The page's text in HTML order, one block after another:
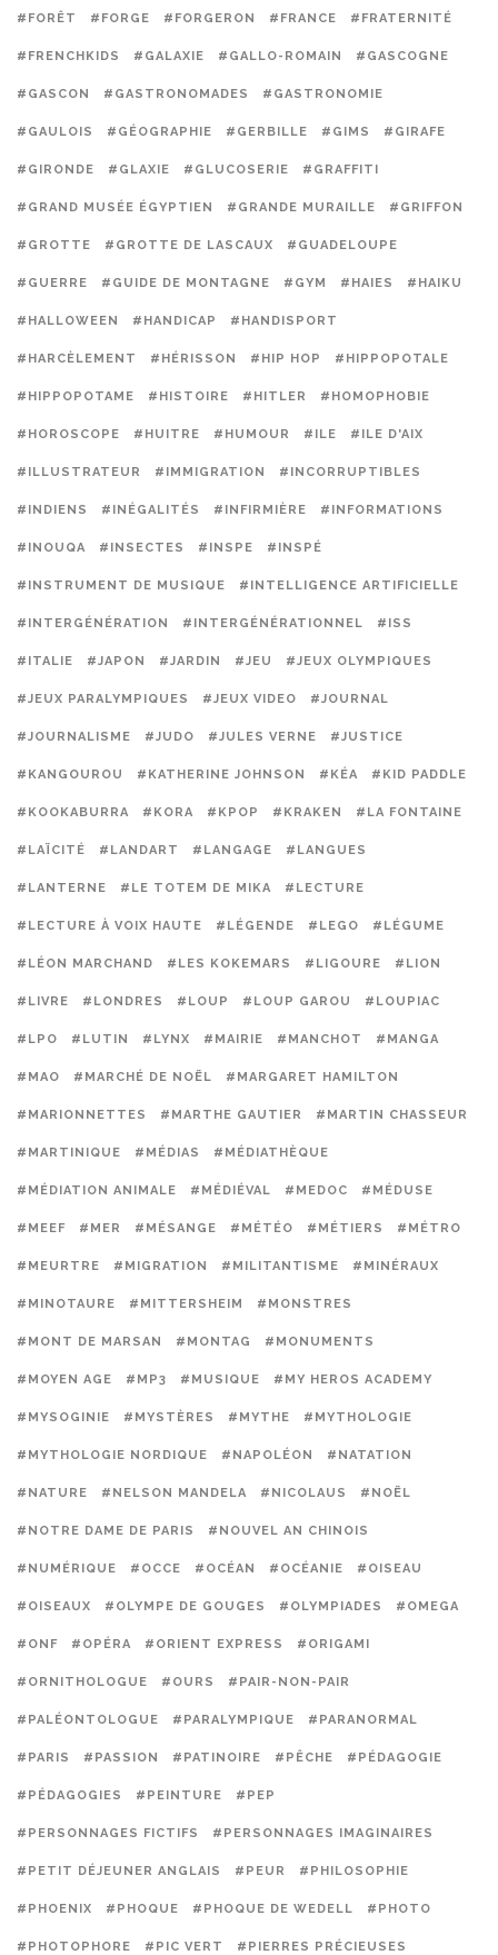
#FORÊT #FORGE #FORGERON #FRANCE #FRATERNITÉ
#FRENCHKIDS #GALAXIE #GALLO-ROMAIN #GASCOGNE
#GASCON #GASTRONOMADES #GASTRONOMIE
#GAULOIS #GÉOGRAPHIE #GERBILLE #GIMS #GIRAFE
#GIRONDE #GLAXIE #GLUCOSERIE #GRAFFITI
#GRAND MUSÉE ÉGYPTIEN #GRANDE MURAILLE #GRIFFON
#GROTTE #GROTTE DE LASCAUX #GUADELOUPE
#GUERRE #GUIDE DE MONTAGNE #GYM #HAIES #HAIKU
#HALLOWEEN #HANDICAP #HANDISPORT
#HARCÈLEMENT #HÉRISSON #HIP HOP #HIPPOPOTALE
#HIPPOPOTAME #HISTOIRE #HITLER #HOMOPHOBIE
#HOROSCOPE #HUITRE #HUMOUR #ILE #ILE D'AIX
#ILLUSTRATEUR #IMMIGRATION #INCORRUPTIBLES
#INDIENS #INÉGALITÉS #INFIRMIÈRE #INFORMATIONS
#INOUQA #INSECTES #INSPE #INSPÉ
#INSTRUMENT DE MUSIQUE #INTELLIGENCE ARTIFICIELLE
#INTERGÉNÉRATION #INTERGÉNÉRATIONNEL #ISS
#ITALIE #JAPON #JARDIN #JEU #JEUX OLYMPIQUES
#JEUX PARALYMPIQUES #JEUX VIDEO #JOURNAL
#JOURNALISME #JUDO #JULES VERNE #JUSTICE
#KANGOUROU #KATHERINE JOHNSON #KÉA #KID PADDLE
#KOOKABURRA #KORA #KPOP #KRAKEN #LA FONTAINE
#LAÏCITÉ #LANDART #LANGAGE #LANGUES
#LANTERNE #LE TOTEM DE MIKA #LECTURE
#LECTURE À VOIX HAUTE #LÉGENDE #LEGO #LÉGUME
#LÉON MARCHAND #LES KOKEMARS #LIGOURE #LION
#LIVRE #LONDRES #LOUP #LOUP GAROU #LOUPIAC
#LPO #LUTIN #LYNX #MAIRIE #MANCHOT #MANGA
#MAO #MARCHÉ DE NOËL #MARGARET HAMILTON
#MARIONNETTES #MARTHE GAUTIER #MARTIN CHASSEUR
#MARTINIQUE #MÉDIAS #MÉDIATHÈQUE
#MÉDIATION ANIMALE #MÉDIÉVAL #MEDOC #MÉDUSE
#MEEF #MER #MÉSANGE #MÉTÉO #MÉTIERS #MÉTRO
#MEURTRE #MIGRATION #MILITANTISME #MINÉRAUX
#MINOTAURE #MITTERSHEIM #MONSTRES
#MONT DE MARSAN #MONTAG #MONUMENTS
#MOYEN AGE #MP3 #MUSIQUE #MY HEROS ACADEMY
#MYSOGINIE #MYSTÈRES #MYTHE #MYTHOLOGIE
#MYTHOLOGIE NORDIQUE #NAPOLÉON #NATATION
#NATURE #NELSON MANDELA #NICOLAUS #NOËL
#NOTRE DAME DE PARIS #NOUVEL AN CHINOIS
#NUMÉRIQUE #OCCE #OCÉAN #OCÉANIE #OISEAU
#OISEAUX #OLYMPE DE GOUGES #OLYMPIADES #OMEGA
#ONF #OPÉRA #ORIENT EXPRESS #ORIGAMI
#ORNITHOLOGUE #OURS #PAIR-NON-PAIR
#PALÉONTOLOGUE #PARALYMPIQUE #PARANORMAL
#PARIS #PASSION #PATINOIRE #PÊCHE #PÉDAGOGIE
#PÉDAGOGIES #PEINTURE #PEP
#PERSONNAGES FICTIFS #PERSONNAGES IMAGINAIRES
#PETIT DÉJEUNER ANGLAIS #PEUR #PHILOSOPHIE
#PHOENIX #PHOQUE #PHOQUE DE WEDELL #PHOTO
#PHOTOPHORE #PIC VERT #PIERRES PRÉCIEUSES